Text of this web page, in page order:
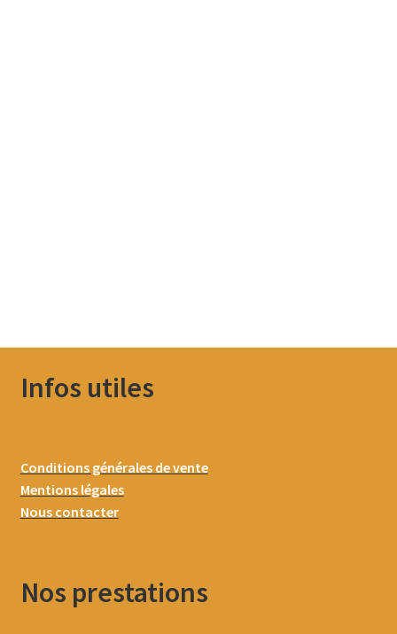
Infos utiles
Conditions générales de vente
Mentions légales
Nous contacter
Nos prestations